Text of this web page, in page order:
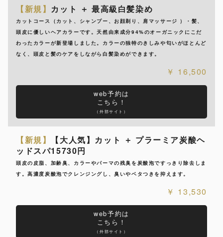
【新規】 カット ＋ 最高級白髪染め
カットコース（カット、シャンプー、お顔剃り、肩マッサージ ）・髪、
頭皮に優しいヘアカラーです。天然由来成分94%のオーガニックにこだ
わったカラーが新登場しました。カラーの独特のきしみや匂いがほとんど
なく、頭皮と髪のケアをしながら白髪染めができます。
16,500
web予約は
こちら！
（外部サイト）
【新規】
【大人気】カット ＋ プラーミア炭酸ヘ
ッドスパ15730円
頭皮の皮脂、加齢臭、カラーやパーマの残臭を炭酸泡ですっきり除去しま
す。高濃度炭酸泡でクレンジングし、臭いやベタつきを抑えます。
13,530
web予約は
こちら！
（外部サイト）